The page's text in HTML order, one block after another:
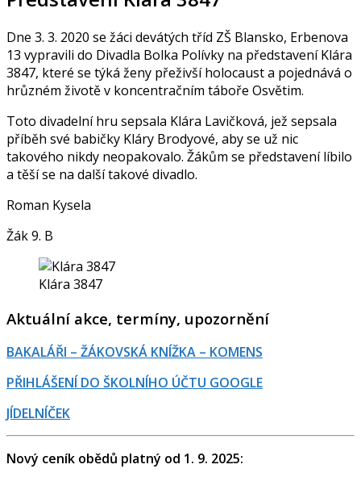
Dne 3. 3. 2020 se žáci devátých tříd ZŠ Blansko, Erbenova
13 vypravili do Divadla Bolka Polívky na představení Klára
3847, které se týká ženy přeživší holocaust a pojednává o
hrůzném životě v koncentračním táboře Osvětim.
Toto divadelní hru sepsala Klára Lavičková, jež sepsala
příběh své babičky Kláry Brodyové, aby se už nic
takového nikdy neopakovalo. Žákům se představení líbilo
a těší se na další takové divadlo.
Roman Kysela
Žák 9. B
Klára 3847
Aktuální akce, termíny, upozornění
BAKALÁŘI – ŽÁKOVSKÁ KNÍŽKA – KOMENS
PŘIHLÁŠENÍ DO ŠKOLNÍHO ÚČTU GOOGLE
JÍDELNÍČEK
Nový ceník obědů platný od 1. 9. 2025: